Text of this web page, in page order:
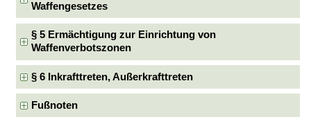
Waffengesetzes
§ 5 Ermächtigung zur Einrichtung von
Waffenverbotszonen
§ 6 Inkrafttreten, Außerkrafttreten
Fußnoten